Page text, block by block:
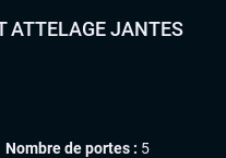
ATTELAGE JANTES
Nombre de portes : 5